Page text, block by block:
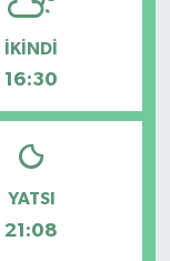
İKINDI
16:30
YATSI
21:08